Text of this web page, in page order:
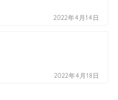
2022年4月14日
2022年4月18日